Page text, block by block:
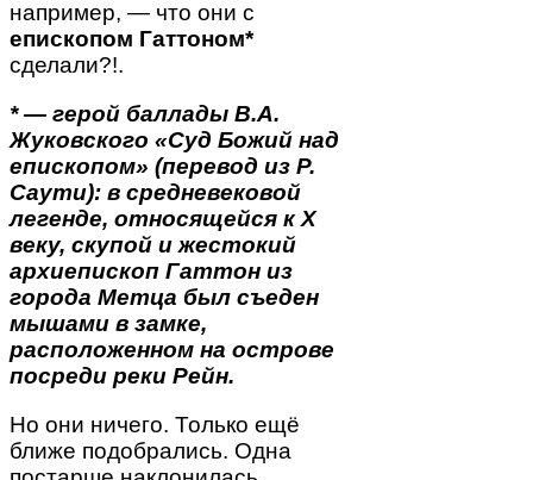
например, — что они с
епископом Гаттоном*
сделали?!.
* — герой баллады В.А.
Жуковского «Суд Божий над
епископом» (перевод из Р.
Саути): в средневековой
легенде, относящейся к X
веку, скупой и жестокий
архиепископ Гаттон из
города Метца был съеден
мышами в замке,
расположенном на острове
посреди реки Рейн.
Но они ничего. Только ещё
ближе подобрались. Одна